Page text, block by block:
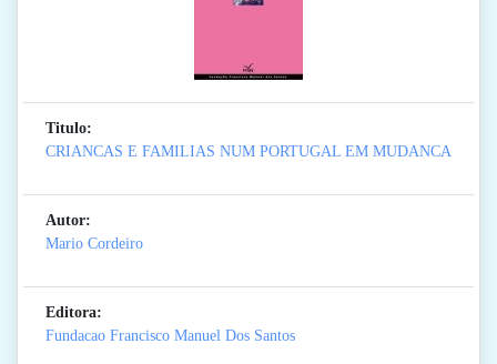
Titulo:
CRIANCAS E FAMILIAS NUM PORTUGAL EM MUDANCA
Autor:
Mario Cordeiro
Editora:
Fundacao Francisco Manuel Dos Santos